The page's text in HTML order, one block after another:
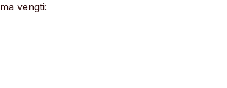
vengti: